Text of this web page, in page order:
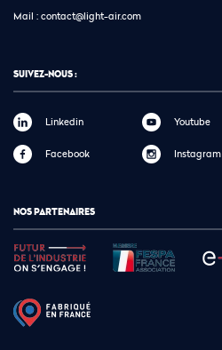
Mail : contact@light-air.com
SUIVEZ-NOUS :
Linkedin
Facebook
Youtube
Instagram
NOS PARTENAIRES